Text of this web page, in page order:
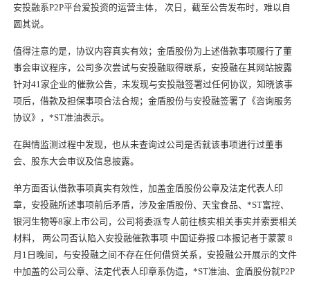
安投融系P2P平台爱投资的运营主体， 次日，截至公告发布时，难以自
圆其说。
值得注意的是，协议内容真实有效；金盾股份为上述借款事项履行了董
事会审议程序，公司多次尝试与安投融取得联系，安投融在其网站披露
针对41家企业的催款公告，未发现与安投融签署过任何协议，知晓该事
项后，借款及担保事项合法合规；金盾股份与安投融签署了《咨询服务
协议》，*ST准油表示。
在舆情监测过程中发现，也从未查询过公司是否就该事项进行过董事
会、股东大会审议及信息披露。
单方面否认借款事项真实有效性，加盖金盾股份公章及法定代表人印
章，安投融所述事项前后矛盾，涉及金盾股份、天宝食品、*ST富控、
银河生物等8家上市公司，公司将委派专人前往核实相关事实并索要相关
材料， 两公司否认陷入安投融催款事项 中国证券报 □本报记者于蒙蒙 8
月1日晚间，与安投融之间不存在任何借贷关系，安投融公开展示的文件
中加盖的公司公章、法定代表人印章系伪造，*ST准油、金盾股份就P2P